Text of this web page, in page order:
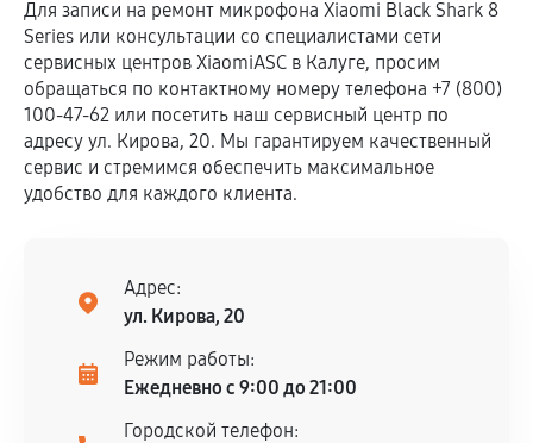
Для записи на ремонт микрофона Xiaomi Black Shark 8
Series или консультации со специалистами сети
сервисных центров XiaomiASC в Калуге, просим
обращаться по контактному номеру телефона +7 (800)
100-47-62 или посетить наш сервисный центр по
адресу ул. Кирова, 20. Мы гарантируем качественный
сервис и стремимся обеспечить максимальное
удобство для каждого клиента.
Адрес:
ул. Кирова, 20
Режим работы:
Ежедневно с 9:00 до 21:00
Городской телефон: